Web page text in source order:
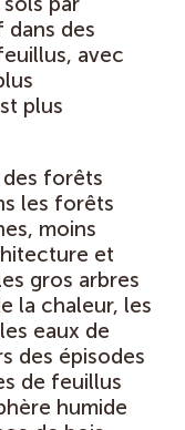
dans des
avec
plus
des forêts
les forêts
moins
et
gros arbres
la chaleur, les
eaux de
des épisodes
de feuillus
humide